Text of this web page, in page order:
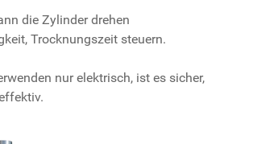
die Zylinder drehen
Trocknungszeit steuern.
nur elektrisch, ist es sicher,